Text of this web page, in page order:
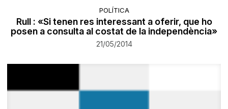
POLÍTICA
Rull : «Si tenen res interessant a oferir, que ho
posen a consulta al costat de la independència»
21/05/2014